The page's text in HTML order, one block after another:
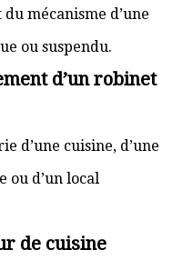
mécanisme d’une
ou suspendu.
d’un robinet
d’une cuisine, d’une
ou d’un local
de cuisine